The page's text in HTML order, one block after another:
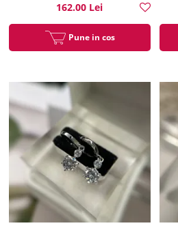
162.00 Lei
Pune in cos